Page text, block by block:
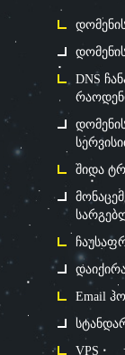
DNS
შიდა
Email
VPS